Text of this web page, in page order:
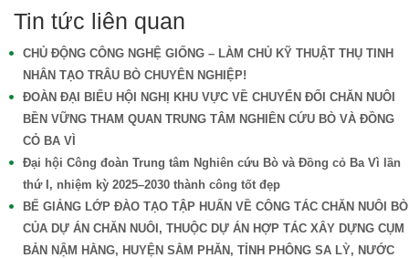
Tin tức liên quan
CHỦ ĐỘNG CÔNG NGHỆ GIỐNG – LÀM CHỦ KỸ THUẬT THỤ TINH
NHÂN TẠO TRÂU BÒ CHUYÊN NGHIỆP!
ĐOÀN ĐẠI BIỂU HỘI NGHỊ KHU VỰC VỀ CHUYỂN ĐỔI CHĂN NUÔI
BỀN VỮNG THAM QUAN TRUNG TÂM NGHIÊN CỨU BÒ VÀ ĐỒNG
CỎ BA VÌ
Đại hội Công đoàn Trung tâm Nghiên cứu Bò và Đồng cỏ Ba Vì lần
thứ I, nhiệm kỳ 2025–2030 thành công tốt đẹp
BẾ GIẢNG LỚP ĐÀO TẠO TẬP HUẤN VỀ CÔNG TÁC CHĂN NUÔI BÒ
CỦA DỰ ÁN CHĂN NUÔI, THUỘC DỰ ÁN HỢP TÁC XÂY DỰNG CỤM
BẢN NẬM HẰNG, HUYỆN SẲM PHĂN, TỈNH PHÔNG SA LỲ, NƯỚC